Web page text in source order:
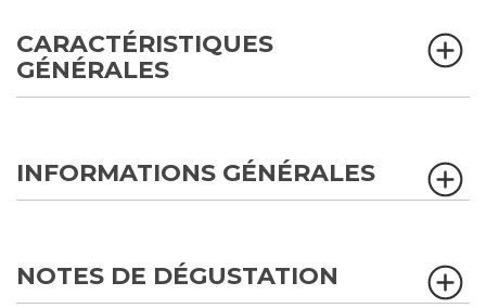
CARACTÉRISTIQUES
GÉNÉRALES
INFORMATIONS GÉNÉRALES
NOTES DE DÉGUSTATION